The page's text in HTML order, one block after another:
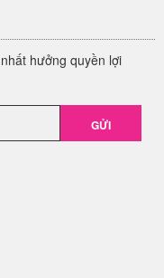
hưởng quyền lợi
GỬI